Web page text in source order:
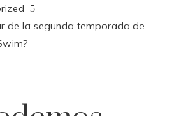
de la segunda temporada de